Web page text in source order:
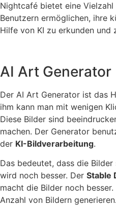
Nightcafé bietet eine
Benutzern ermöglichen, ihre
Hilfe von KI zu erkunden und
AI Art Generator
Der AI Art Generator ist das
ihm kann man mit wenigen
Diese Bilder sind
machen. Der Generator
der KI-Bildverarbeitung.
Das bedeutet, dass die
wird noch besser. Der Stable
macht die Bilder noch
Anzahl von Bildern generieren.